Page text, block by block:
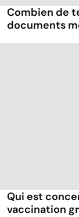
Combien de
documents
Qui est
vaccination